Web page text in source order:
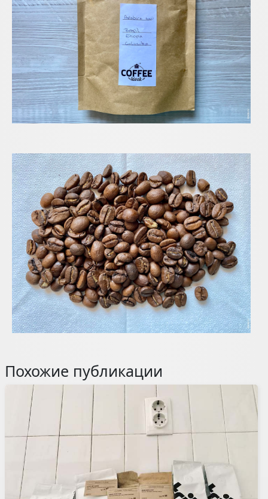
Похожие публикации